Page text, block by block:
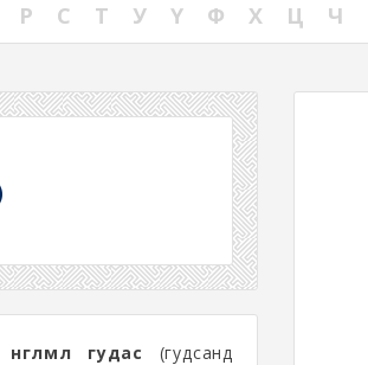
Р С Т У Ү Ф Х Ц Ч
өнгөлмөл гудас
(гудсанд